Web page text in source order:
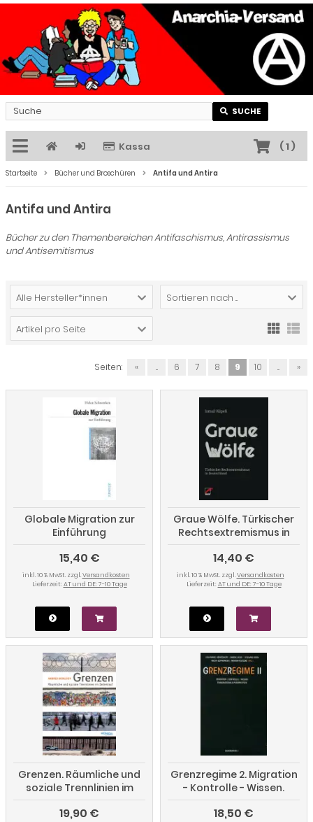
SUCHE
Kassa (1)
Startseite Bücher und Broschüren Antifa und Antira
Antifa und Antira
Bücher zu den Themenbereichen Antifaschismus, Antirassismus
und Antisemitismus
Alle Hersteller*innen Sortieren nach ...
Artikel pro Seite
Seiten: « ... 6 7 8 9 10 ... »
Globale Migration zur
Einführung
15,40 €
inkl. 10 % MwSt. zzgl.Versandkosten
Lieferzeit: AT und DE: 7-10 Tage
Graue Wölfe. Türkischer
Rechtsextremismus in
Deutschland
14,40 €
inkl. 10 % MwSt. zzgl.Versandkosten
Lieferzeit: AT und DE: 7-10 Tage
Grenzen. Räumliche und
soziale Trennlinien im
Zeitenlauf
19,90 €
Grenzregime 2. Migration
- Kontrolle - Wissen.
Transnationale
Perspektiven
18,50 €